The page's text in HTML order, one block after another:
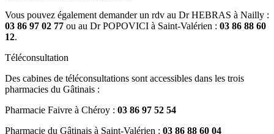
Vous pouvez également demander un rdv au Dr HEBRAS à Nailly :
03 86 97 02 77 ou au Dr POPOVICI à Saint-Valérien : 03 86 88 60
12.
Téléconsultation
Des cabines de téléconsultations sont accessibles dans les trois
pharmacies du Gâtinais :
Pharmacie Faivre à Chéroy : 03 86 97 52 54
Pharmacie du Gâtinais à Saint-Valérien : 03 86 88 60 04